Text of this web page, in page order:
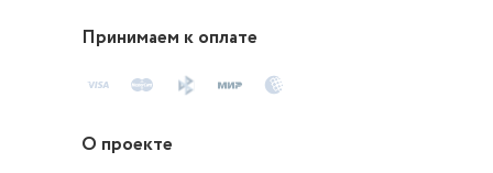
Принимаем к оплате
О проекте